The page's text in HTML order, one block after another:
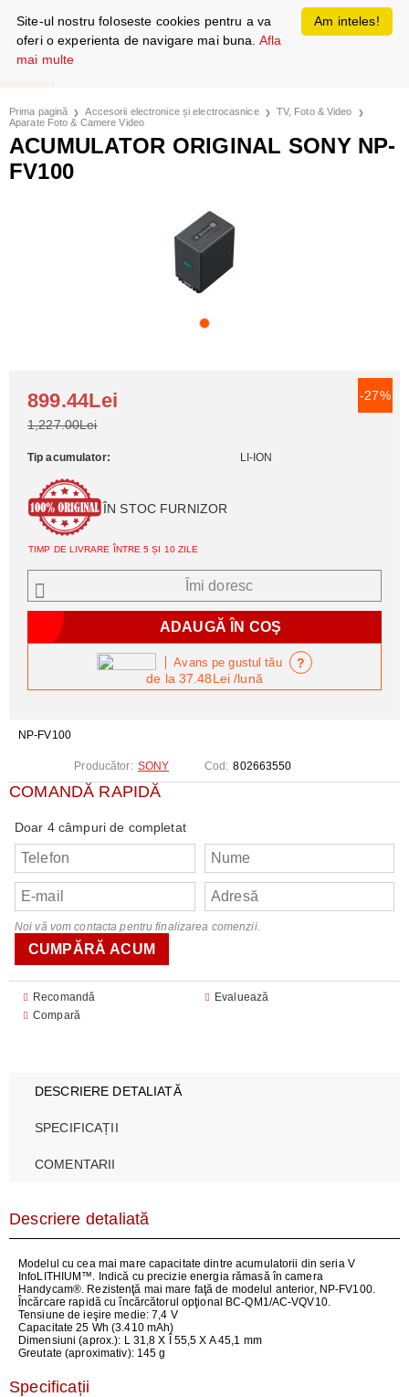
Prima pagină Accesorii electronice și electrocasnice
TV, Foto & Video
Aparate Foto & Camere Video
ACUMULATOR ORIGINAL SONY NP-
FV100
NP-FV100
Producător: SONY Cod: 802663550
COMANDĂ RAPIDĂ
Doar 4 câmpuri de completat
Noi vă vom contacta pentru finalizarea comenzii.
Recomandă
Evaluează
Compară
-27%
899.44Lei
1,227.00Lei
Tip acumulator: LI-ION
ÎN STOC FURNIZOR
TIMP DE LIVRARE ÎNTRE 5 ȘI 10 ZILE
Îmi doresc
de la 37.48Lei/lună
Avans pe gustul tău ?
DESCRIERE DETALIATĂ
SPECIFICAȚII
COMENTARII
Descriere detaliată
Modelul cu cea mai mare capacitate dintre acumulatorii din seria V
InfoLITHIUM™. Indică cu precizie energia rămasă în camera
Handycam®. Rezistenţă mai mare faţă de modelul anterior, NP-FV100.
Încărcare rapidă cu încărcătorul opţional BC-QM1/AC-VQV10.
Tensiune de ieşire medie: 7,4 V
Capacitate 25 Wh (3.410 mAh)
Dimensiuni (aprox.): L 31,8 X Î 55,5 X A 45,1 mm
Greutate (aproximativ): 145 g
Specificații
Am inteles!
Site-ul nostru foloseste cookies pentru a va
oferi o experienta de navigare mai buna. Afla
mai multe